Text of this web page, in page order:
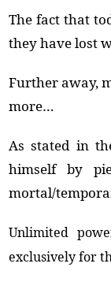
The fact that
they have lost
Further away,
more…
As stated in
himself by
mortal/
Unlimited
exclusively for